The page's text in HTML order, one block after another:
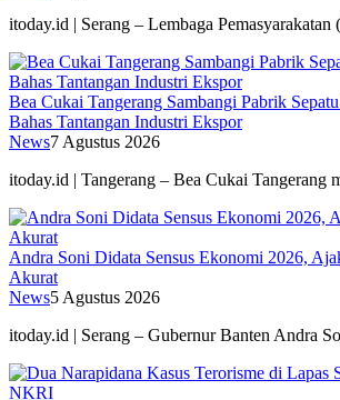
itoday.id | Serang – Lembaga
Bea Cukai Tangerang Sambangi Pabrik
Bahas Tantangan Industri Ekspor
News7 Agustus 2026
itoday.id | Tangerang – Bea Cukai Tangerang
Andra Soni Didata Sensus Ekonomi 2026,
Akurat
News5 Agustus 2026
itoday.id | Serang – Gubernur Banten Andra